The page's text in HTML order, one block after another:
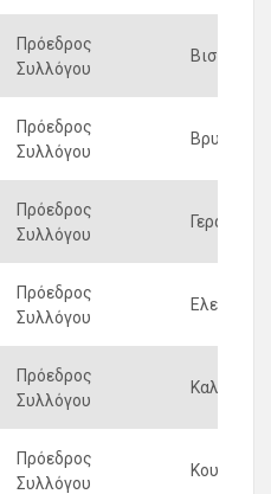
Πρόεδρος
Συλλόγου
Πρόεδρος
Συλλόγου
Πρόεδρος
Συλλόγου
Πρόεδρος
Συλλόγου
Ελενιανών
Πρόεδρος
Συλλόγου
Πρόεδρος
Συλλόγου